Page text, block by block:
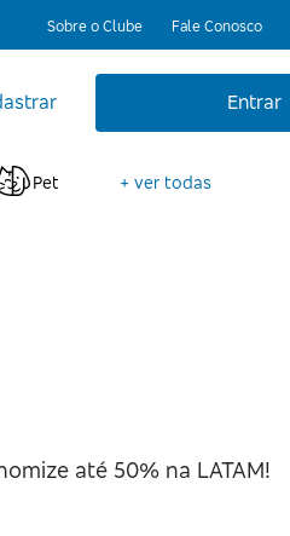
Sobre o Clube Fale Conosco
Entrar
Pet + ver todas
até 50% na LATAM!